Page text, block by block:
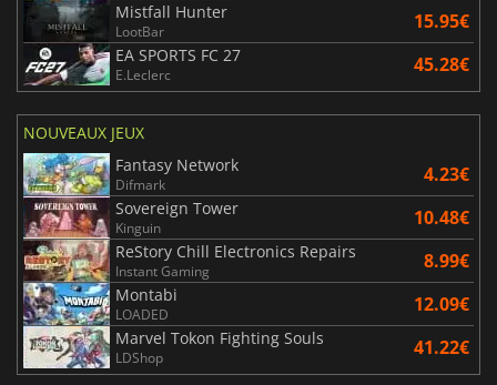
Mistfall Hunter
LootBar 15.95€
EA SPORTS FC 27
E.Leclerc 45.28€
NOUVEAUX JEUX
Fantasy Network
Difmark 4.23€
Sovereign Tower
Kinguin 10.48€
ReStory Chill Electronics Repairs
Instant Gaming 8.99€
Montabi
LOADED 12.09€
Marvel Tokon Fighting Souls
LDShop 41.22€